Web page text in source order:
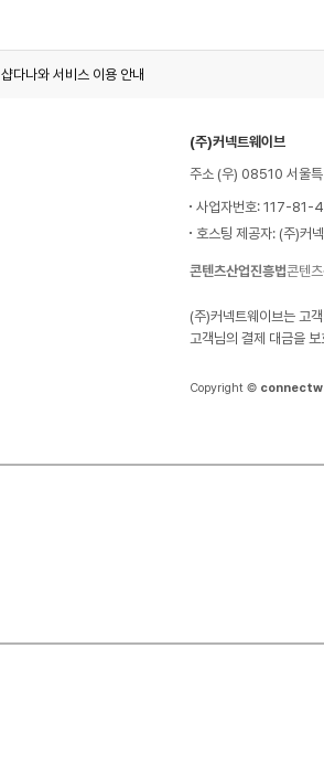
샵다나와 서비스 이용 안내
(주)커넥트웨이브
주소 (우) 08510 서울
사업자번호: 117-81-
호스팅 제공자: (주)커
콘텐츠산업진흥법콘텐
(주)커넥트웨이브는 고
고객님의 결제 대금을
Copyright ©